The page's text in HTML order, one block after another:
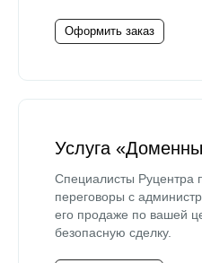
Оформить заказ
Услуга
Специалисты Руцентра
переговоры с
его продаже по вашей
безопасную сделку.